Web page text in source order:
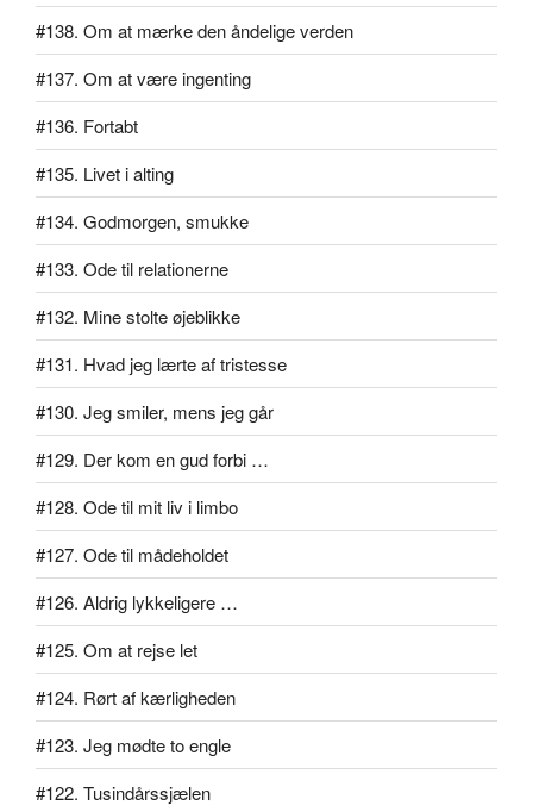
#138. Om at mærke den åndelige verden
#137. Om at være ingenting
#136. Fortabt
#135. Livet i alting
#134. Godmorgen, smukke
#133. Ode til relationerne
#132. Mine stolte øjeblikke
#131. Hvad jeg lærte af tristesse
#130. Jeg smiler, mens jeg går
#129. Der kom en gud forbi …
#128. Ode til mit liv i limbo
#127. Ode til mådeholdet
#126. Aldrig lykkeligere …
#125. Om at rejse let
#124. Rørt af kærligheden
#123. Jeg mødte to engle
#122. Tusindårssjælen